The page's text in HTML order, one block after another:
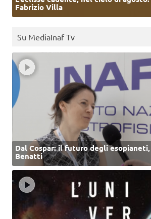
Fabrizio Villa
Su MediaInaf Tv
Dal Cospar: il futuro degli
Benatti